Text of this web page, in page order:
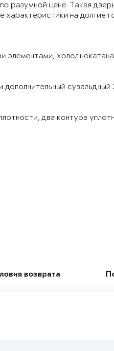
разумной цене. Такая
характеристики на долгие
сувальдный
два контура
возврата